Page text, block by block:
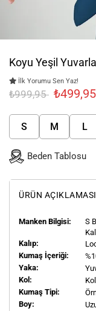
Koyu Yeşil
İlk Yorumu Sen Yaz!
₺999,95 ₺499,95
S M L
Beden Tablosu
ÜRÜN AÇIKLAMASI
Manken Bilgisi: S
Kalıp:
Kumaş İçeriği:
Yaka:
Kol:
Kumaş Tipi:
Boy: